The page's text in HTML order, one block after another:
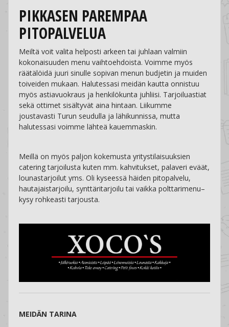
PIKKASEN PAREMPAA
PITOPALVELUA
Meiltä voit valita helposti arkeen tai juhlaan valmiin
kokonaisuuden menu vaihtoehdoista. Voimme myös
räätälöidä juuri sinulle sopivan menun budjetin ja muiden
toiveiden mukaan. Halutessasi meidän kautta onnistuu
myös astiavuokraus ja henkilökunta juhliisi. Tarjoiluastiat
sekä ottimet sisältyvät aina hintaan. Liikumme
joustavasti Turun seudulla ja lähikunnissa, mutta
halutessasi voimme lähteä kauemmaskin.
Meillä on myös paljon kokemusta yritystilaisuuksien
catering tarjoilusta kuten mm. kahvitukset, palaveri eväät,
lounastarjoilut yms. Oli kyseessä häiden pitopalvelu,
hautajaistarjoilu, synttäritarjoilu tai vaikka polttarimenu–
kysy rohkeasti tarjousta.
MEIDÄN TARINA